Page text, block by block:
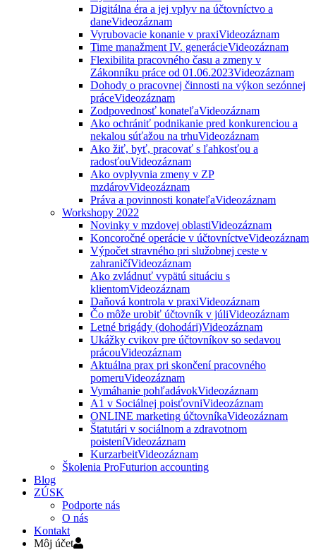
Digitálna éra a jej vplyv na účtovníctvo a
daneVideozáznam
Vyrubovacie konanie v praxiVideozáznam
Time manažment IV. generácieVideozáznam
Flexibilita pracovného času a zmeny v
Zákonníku práce od 01.06.2023Videozáznam
Dohody o pracovnej činnosti na výkon sezónnej
práceVideozáznam
Zodpovednosť konateľaVideozáznam
Ako ochrániť podnikanie pred konkurenciou a
nekalou súťažou na trhuVideozáznam
Ako žiť, byť, pracovať s ľahkosťou a
radosťouVideozáznam
Ako ovplyvnia zmeny v ZP
mzdárovVideozáznam
Práva a povinnosti konateľaVideozáznam
Workshopy 2022
Novinky v mzdovej oblastiVideozáznam
Koncoročné operácie v účtovníctveVideozáznam
Výpočet stravného pri služobnej ceste v
zahraničíVideozáznam
Ako zvládnuť vypätú situáciu s
klientomVideozáznam
Daňová kontrola v praxiVideozáznam
Čo môže urobiť účtovník v júliVideozáznam
Letné brigády (dohodári)Videozáznam
Ukážky cvikov pre účtovníkov so sedavou
prácouVideozáznam
Aktuálna prax pri skončení pracovného
pomeruVideozáznam
Vymáhanie pohľadávokVideozáznam
A1 v Sociálnej poisťovniVideozáznam
ONLINE marketing účtovníkaVideozáznam
Štatutári v sociálnom a zdravotnom
poisteníVideozáznam
KurzarbeitVideozáznam
Školenia ProFuturion accounting
Blog
ZÚSK
Podporte nás
O nás
Kontakt
Môj účet